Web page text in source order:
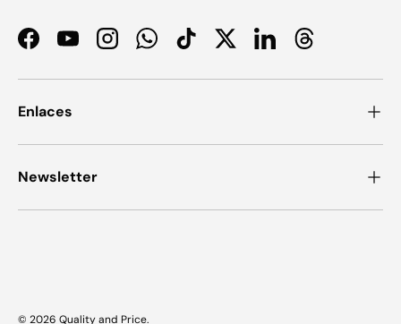
FacebookYouTubeInstagramWhatsAppTikTokTwitterLinkedInThreads
Enlaces
Newsletter
© 2026 Quality and Price.